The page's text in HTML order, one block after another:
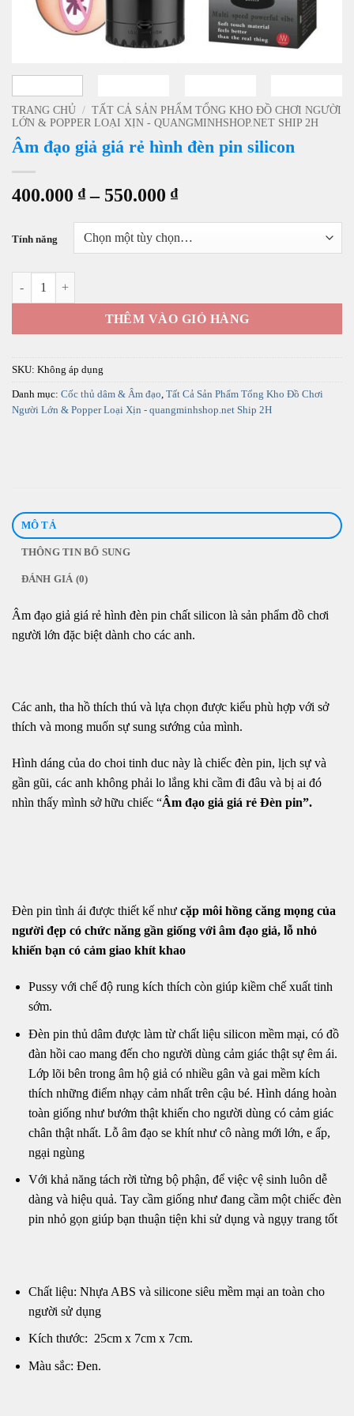
TRANG CHỦ / TẤT CẢ SẢN PHẨM TỔNG KHO ĐỒ CHƠI NGƯỜI
LỚN & POPPER LOẠI XỊN - QUANGMINHSHOP.NET SHIP 2H
Âm đạo giả giá rẻ hình đèn pin silicon
400.000 ₫ – 550.000 ₫Khoảng
từ
400.000 ₫
Tính năng
THÊM VÀO GIỎ HÀNG
SKU: Không áp dụng
Danh mục: Cốc thủ dâm & Âm đạo Tất Cả Sản Phẩm Tổng Kho Đồ Chơi
Người Lớn & Popper Loại Xịn - quangminhshop.net Ship 2H
MÔ TẢ
THÔNG TIN BỔ SUNG
ĐÁNH GIÁ (0)
Âm đạo giả giá rẻ hình đèn pin chất silicon là sản phẩm đồ chơi
người lớn đặc biệt dành cho các anh.
Các anh, tha hồ thích thú và lựa chọn được kiểu phù hợp với sở
thích và mong muốn sự sung sướng của mình.
Hình dáng của do choi tinh duc này là chiếc đèn pin, lịch sự và
gần gũi, các anh không phải lo lắng khi cầm đi đâu và bị ai đó
nhìn thấy mình sở hữu chiếc “Âm đạo giả giá rẻ Đèn pin”.
Đèn pin tình ái được thiết kế như cặp môi hồng căng mọng của
người đẹp có chức năng gần giống với âm đạo giả, lỗ nhỏ
khiến bạn có cảm giao khít khao
Pussy với chế độ rung kích thích còn giúp kiềm chế xuất tinh
sớm.
Đèn pin thủ dâm được làm từ chất liệu silicon mềm mại, có đồ
đàn hồi cao mang đến cho người dùng cảm giác thật sự êm ái.
Lớp lõi bên trong âm hộ giả có nhiều gân và gai mềm kích
thích những điểm nhạy cảm nhất trên cậu bé. Hình dáng hoàn
toàn giống như bướm thật khiến cho người dùng có cảm giác
chân thật nhất. Lỗ âm đạo se khít như cô nàng mới lớn, e ấp,
ngại ngùng
Với khả năng tách rời từng bộ phận, để việc vệ sinh luôn dễ
dàng và hiệu quả. Tay cầm giống như đang cầm một chiếc đèn
pin nhỏ gọn giúp bạn thuận tiện khi sử dụng và ngụy trang tốt
Chất liệu: Nhựa ABS và silicone siêu mềm mại an toàn cho
người sử dụng
Kích thước: 25cm x 7cm x 7cm.
Màu sắc: Đen.